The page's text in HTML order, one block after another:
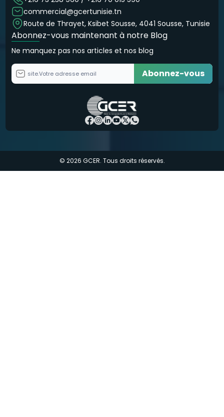
commercial@gcertunisie.tn
Route de Thrayet, Ksibet Sousse, 4041 Sousse, Tunisie
Abonnez-vous maintenant à notre Blog
Ne manquez pas nos articles et nos blog
site.Votre adresse email Abonnez-vous
© 2026 GCER. Tous droits réservés.